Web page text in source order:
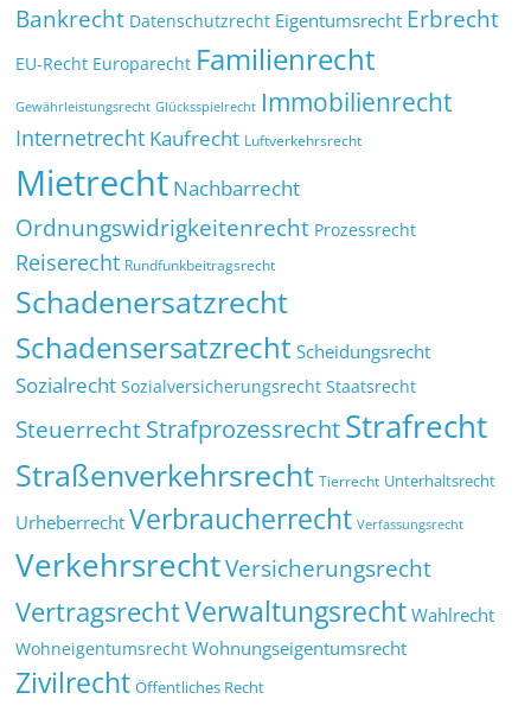
Bankrecht Datenschutzrecht Eigentumsrecht Erbrecht
EU-Recht Europarecht Familienrecht
Gewährleistungsrecht Glücksspielrecht Immobilienrecht
Internetrecht Kaufrecht Luftverkehrsrecht
Mietrecht Nachbarrecht
Ordnungswidrigkeitenrecht Prozessrecht
Reiserecht Rundfunkbeitragsrecht
Schadenersatzrecht
Schadensersatzrecht Scheidungsrecht
Sozialrecht Sozialversicherungsrecht Staatsrecht
SteuerrechtStrafprozessrechtStrafrecht
Straßenverkehrsrecht Tierrecht Unterhaltsrecht
Urheberrecht Verbraucherrecht Verfassungsrecht
VerkehrsrechtVersicherungsrecht
VertragsrechtVerwaltungsrecht Wahlrecht
Wohneigentumsrecht Wohnungseigentumsrecht
Zivilrecht Öffentliches Recht